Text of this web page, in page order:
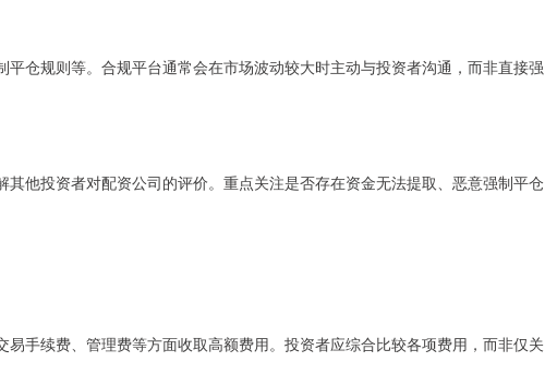
仓规则等。合规平台通常会在市场波动较大时主动与投资者沟通，而非直接强
他投资者对配资公司的评价。重点关注是否存在资金无法提取、恶意强制平仓
手续费、管理费等方面收取高额费用。投资者应综合比较各项费用，而非仅关